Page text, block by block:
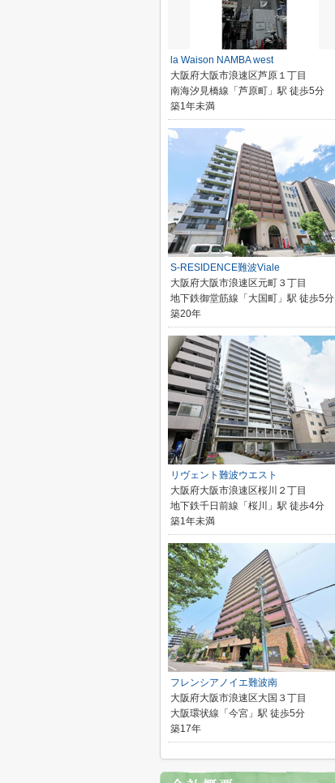
la Waison NAMBA west
大阪府大阪市浪速区芦原１丁目
南海汐見橋線「芦原町」駅 徒歩5分
築1年未満
S-RESIDENCE難波Viale
大阪府大阪市浪速区元町３丁目
地下鉄御堂筋線「大国町」駅 徒歩5分
築20年
リヴェント難波ウエスト
大阪府大阪市浪速区桜川２丁目
地下鉄千日前線「桜川」駅 徒歩4分
築1年未満
フレンシアノイエ難波南
大阪府大阪市浪速区大国３丁目
大阪環状線「今宮」駅 徒歩5分
築17年